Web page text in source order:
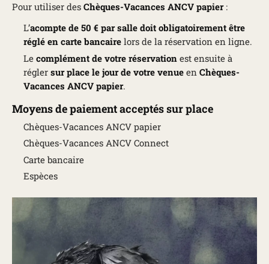
Pour utiliser des Chèques-Vacances ANCV papier:
L’acompte de 50 € par salle doit obligatoirement être
réglé en carte bancairelors de la réservation en ligne.
Le complément de votre réservationest ensuite à
régler sur place le jour de votre venueen Chèques-
Vacances ANCV papier.
Moyens de paiement acceptés sur place
Chèques-Vacances ANCV papier
Chèques-Vacances ANCV Connect
Carte bancaire
Espèces